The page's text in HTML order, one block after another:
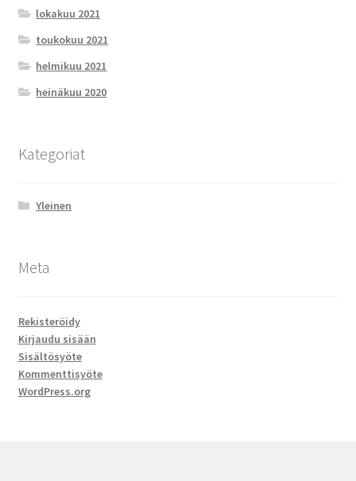
lokakuu 2021
toukokuu 2021
helmikuu 2021
heinäkuu 2020
Kategoriat
Yleinen
Meta
Rekisteröidy
Kirjaudu sisään
Sisältösyöte
Kommenttisyöte
WordPress.org